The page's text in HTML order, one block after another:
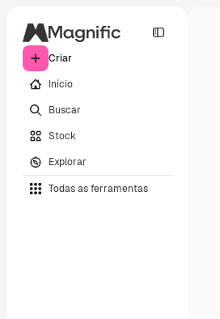
Criar
Início
Buscar
Stock
Explorar
Todas as ferramentas